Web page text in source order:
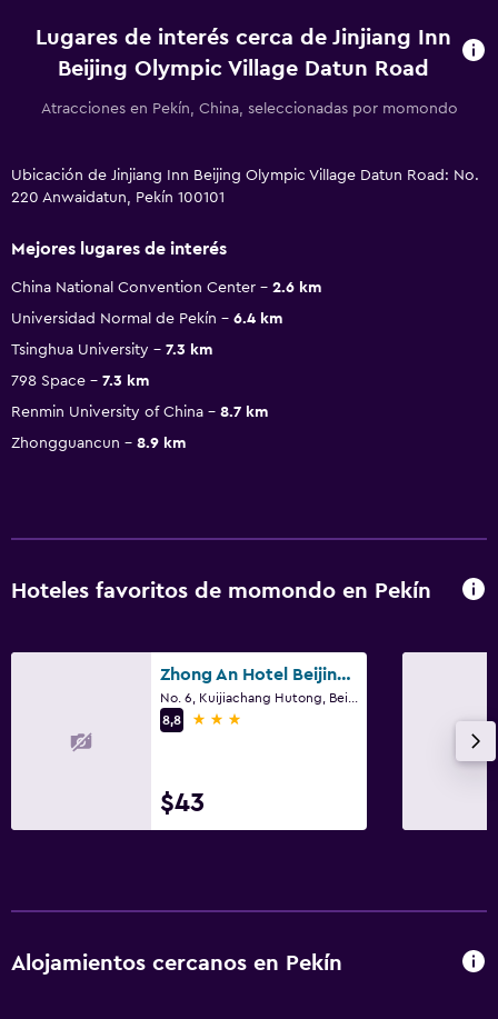
Lugares de interés cerca de Jinjiang Inn
Beijing Olympic Village Datun Road
Atracciones en Pekín, China, seleccionadas por momondo
Ubicación de Jinjiang Inn Beijing Olympic Village Datun Road: No.
220 Anwaidatun, Pekín 100101
Mejores lugares de interés
China National Convention Center
2.6 km
Universidad Normal de Pekín
6.4 km
Tsinghua University
7.3 km
798 Space
7.3 km
Renmin University of China
8.7 km
Zhongguancun
8.9 km
Hoteles favoritos de momondo en Pekín
Zhong An Hotel Beijing Former Residence of Journalist Edgar Snow
8,8
3 estrellas
$43
Alojamientos cercanos en Pekín